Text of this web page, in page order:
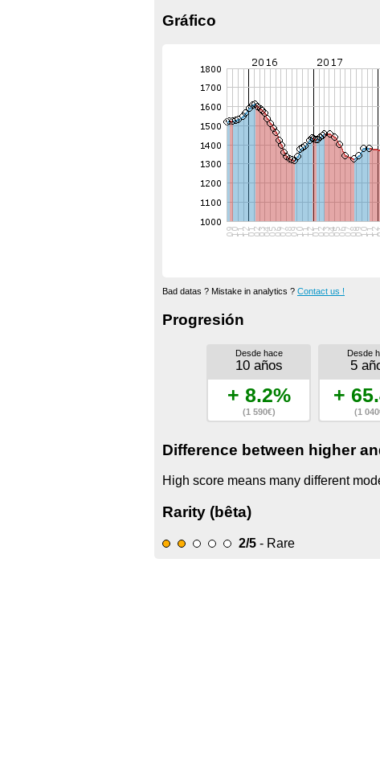
Gráfico
Bad datas ? Mistake in analytics ? Contact us !
Progresión
Desde hace
10 años
+ 8.2%
(1 590€)
Desde
5
+
(1
Difference between higher
High score means many different
Rarity (bêta)
2/5 - Rare